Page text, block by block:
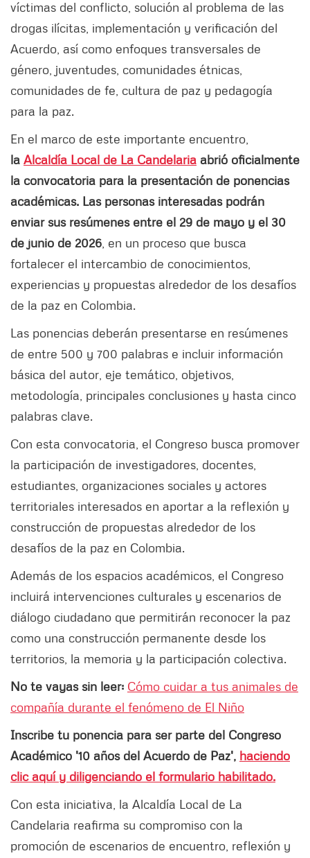
víctimas del conflicto, solución al problema de las
drogas ilícitas, implementación y verificación del
Acuerdo, así como enfoques transversales de
género, juventudes, comunidades étnicas,
comunidades de fe, cultura de paz y pedagogía
para la paz.
En el marco de este importante encuentro,
la Alcaldía Local de La Candelaria abrió oficialmente
la convocatoria para la presentación de ponencias
académicas. Las personas interesadas podrán
enviar sus resúmenes entre el 29 de mayo y el 30
de junio de 2026 , en un proceso que busca
fortalecer el intercambio de conocimientos,
experiencias y propuestas alrededor de los desafíos
de la paz en Colombia.
Las ponencias deberán presentarse en resúmenes
de entre 500 y 700 palabras e incluir información
básica del autor, eje temático, objetivos,
metodología, principales conclusiones y hasta cinco
palabras clave.
Con esta convocatoria, el Congreso busca promover
la participación de investigadores, docentes,
estudiantes, organizaciones sociales y actores
territoriales interesados en aportar a la reflexión y
construcción de propuestas alrededor de los
desafíos de la paz en Colombia.
Además de los espacios académicos, el Congreso
incluirá intervenciones culturales y escenarios de
diálogo ciudadano que permitirán reconocer la paz
como una construcción permanente desde los
territorios, la memoria y la participación colectiva.
No te vayas sin leer: Cómo cuidar a tus animales de
compañía durante el fenómeno de El Niño
Inscribe tu ponencia para ser parte del Congreso
Académico '10 años del Acuerdo de Paz', haciendo
clic aquí y diligenciando el formulario habilitado.
Con esta iniciativa, la Alcaldía Local de La
Candelaria reafirma su compromiso con la
promoción de escenarios de encuentro, reflexión y